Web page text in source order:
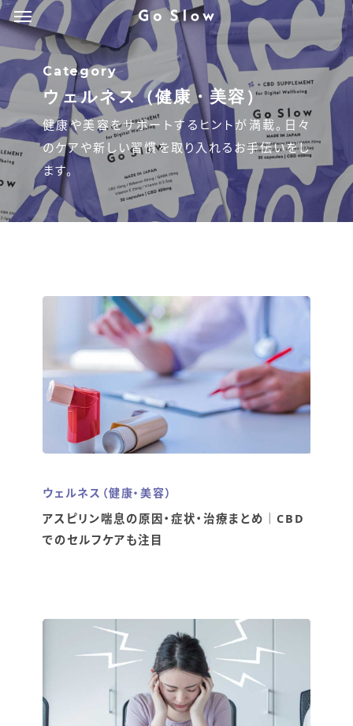
Skip
to
main
content
Menu
Category
ウェルネス（健康・美容）
健康や美容をサポートするヒントが満載。日々
のケアや新しい習慣を取り入れるお手伝いをし
ます。
ウェルネス（健康・美容）
アスピリン喘息の原因・症状・治療まとめ｜CBD
でのセルフケアも注目
Menu